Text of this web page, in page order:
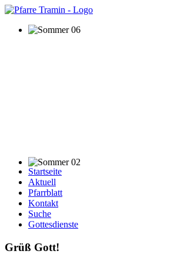
Startseite
Aktuell
Pfarrblatt
Kontakt
Suche
Gottesdienste
Grüß Gott!